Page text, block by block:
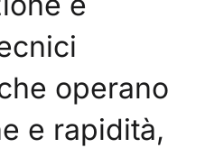
operano
e rapidità,